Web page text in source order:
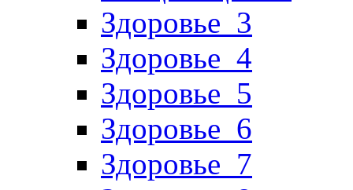
Здоровье_3
Здоровье_4
Здоровье_5
Здоровье_6
Здоровье_7